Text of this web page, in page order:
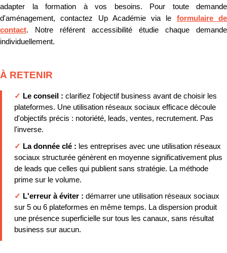
adapter la formation à vos besoins. Pour toute demande
d'aménagement, contactez Up Académie via le formulaire de
contact. Notre référent accessibilité étudie chaque demande
individuellement.
À RETENIR
✓ Le conseil : clarifiez l'objectif business avant de choisir les
plateformes. Une utilisation réseaux sociaux efficace découle
d'objectifs précis : notoriété, leads, ventes, recrutement. Pas
l'inverse.
✓ La donnée clé : les entreprises avec une utilisation réseaux
sociaux structurée génèrent en moyenne significativement plus
de leads que celles qui publient sans stratégie. La méthode
prime sur le volume.
✓ L'erreur à éviter : démarrer une utilisation réseaux sociaux
sur 5 ou 6 plateformes en même temps. La dispersion produit
une présence superficielle sur tous les canaux, sans résultat
business sur aucun.